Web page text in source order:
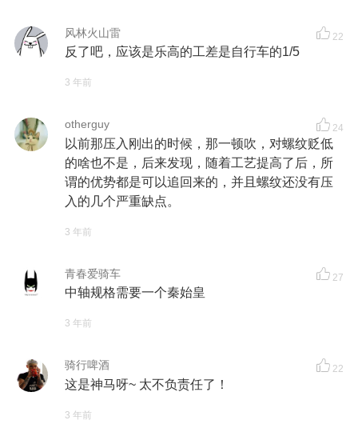
风林火山雷 22
反了吧，应该是乐高的工差是自行车的1/5
3 年前
otherguy 24
以前那压入刚出的时候，那一顿吹，对螺纹贬低
的啥也不是，后来发现，随着工艺提高了后，所
谓的优势都是可以追回来的，并且螺纹还没有压
入的几个严重缺点。
3 年前
青春爱骑车 27
中轴规格需要一个秦始皇
3 年前
骑行啤酒 22
这是神马呀~ 太不负责任了！
3 年前